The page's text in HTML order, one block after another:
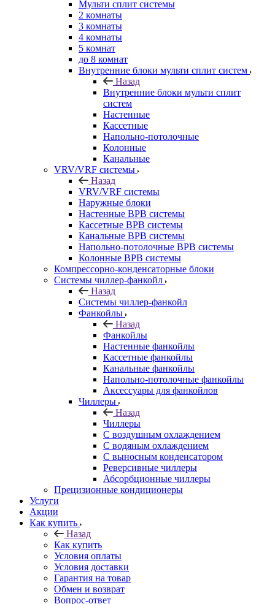
Мульти сплит системы
2 комнаты
3 комнаты
4 комнаты
5 комнат
до 8 комнат
Внутренние блоки мульти сплит систем
Назад
Внутренние блоки мульти сплит
систем
Настенные
Кассетные
Напольно-потолочные
Колонные
Канальные
VRV/VRF системы
Назад
VRV/VRF системы
Наружные блоки
Настенные ВРВ системы
Кассетные ВРВ системы
Канальные ВРВ системы
Напольно-потолочные ВРВ системы
Колонные ВРВ системы
Компрессорно-конденсаторные блоки
Системы чиллер-фанкойл
Назад
Системы чиллер-фанкойл
Фанкойлы
Назад
Фанкойлы
Настенные фанкойлы
Кассетные фанкойлы
Канальные фанкойлы
Напольно-потолочные фанкойлы
Аксессуары для фанкойлов
Чиллеры
Назад
Чиллеры
С воздушным охлаждением
С водяным охлаждением
С выносным конденсатором
Реверсивные чиллеры
Абсорбционные чиллеры
Прецизионные кондиционеры
Услуги
Акции
Как купить
Назад
Как купить
Условия оплаты
Условия доставки
Гарантия на товар
Обмен и возврат
Вопрос-ответ